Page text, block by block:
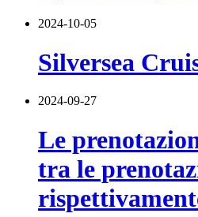
2024-10-05
Silversea
2024-09-27
Le
tra le